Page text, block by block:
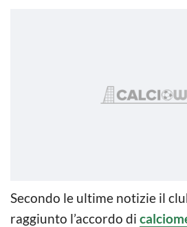
Secondo le ultime notizie il
raggiunto l’accordo di